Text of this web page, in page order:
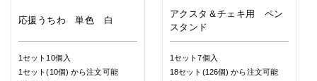
応援うちわ 単色 白
1セット10個入
1セット(10個)から注文可能
アクスタ＆チェキ用 ペン
スタンド
1セット7個入
18セット(126個)から注文可能